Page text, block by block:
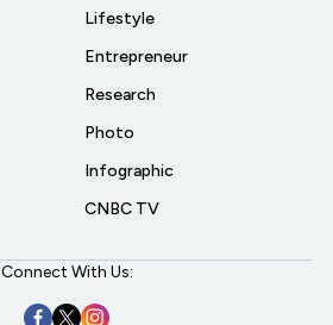
Lifestyle
Entrepreneur
Research
Photo
Infographic
CNBC TV
Connect With Us: